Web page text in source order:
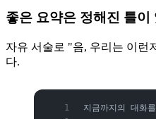
좋은 요약은 정해진 틀이
자유 서술로 "음, 우리는 이런
다.
지금까지의 대화